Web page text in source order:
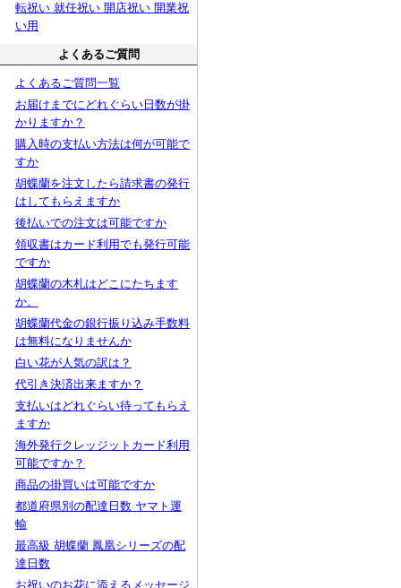
転祝い 就任祝い 開店祝い 開業祝
い用
よくあるご質問
よくあるご質問一覧
お届けまでにどれぐらい日数が掛
かりますか？
購入時の支払い方法は何が可能で
すか
胡蝶蘭を注文したら請求書の発行
はしてもらえますか
後払いでの注文は可能ですか
領収書はカード利用でも発行可能
ですか
胡蝶蘭の木札はどこにたちます
か。
胡蝶蘭代金の銀行振り込み手数料
は無料になりませんか
白い花が人気の訳は？
代引き決済出来ますか？
支払いはどれぐらい待ってもらえ
ますか
海外発行クレッジットカード利用
可能ですか？
商品の掛買いは可能ですか
都道府県別の配達日数 ヤマト運
輸
最高級 胡蝶蘭 鳳凰シリーズの配
達日数
お祝いのお花に添えるメッセージ